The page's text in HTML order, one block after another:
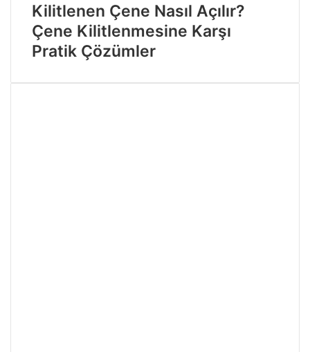
Kilitlenen Çene Nasıl Açılır?
Çene Kilitlenmesine Karşı
Pratik Çözümler